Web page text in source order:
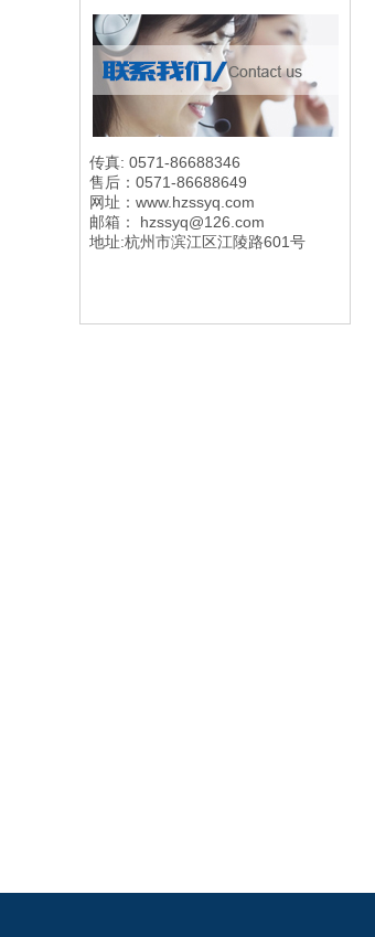
传真: 0571-86688346
售后：0571-86688649
网址：www.hzssyq.com
邮箱： hzssyq@126.com
地址:杭州市滨江区江陵路601号